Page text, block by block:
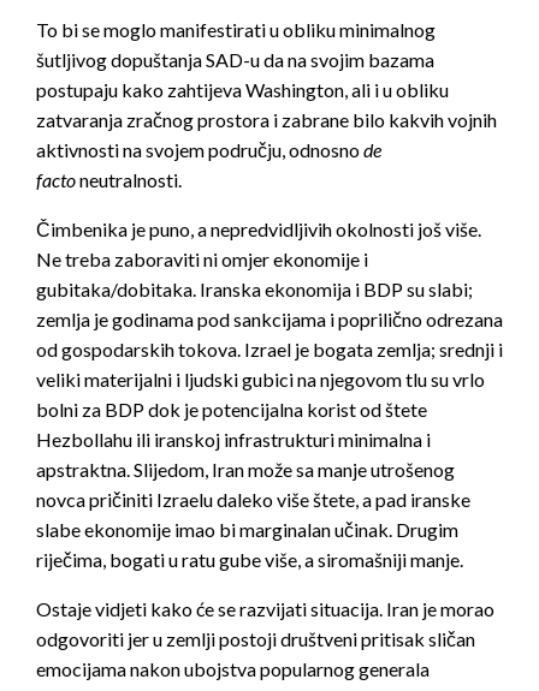
To bi se moglo manifestirati u obliku minimalnog
šutljivog dopuštanja SAD-u da na svojim bazama
postupaju kako zahtijeva Washington, ali i u obliku
zatvaranja zračnog prostora i zabrane bilo kakvih vojnih
aktivnosti na svojem području, odnosnode
factoneutralnosti.
Čimbenika je puno, a nepredvidljivih okolnosti još više.
Ne treba zaboraviti ni omjer ekonomije i
gubitaka/dobitaka. Iranska ekonomija i BDP su slabi;
zemlja je godinama pod sankcijama i poprilično odrezana
od gospodarskih tokova. Izrael je bogata zemlja; srednji i
veliki materijalni i ljudski gubici na njegovom tlu su vrlo
bolni za BDP dok je potencijalna korist od štete
Hezbollahu ili iranskoj infrastrukturi minimalna i
apstraktna. Slijedom, Iran može sa manje utrošenog
novca pričiniti Izraelu daleko više štete, a pad iranske
slabe ekonomije imao bi marginalan učinak. Drugim
riječima, bogati u ratu gube više, a siromašniji manje.
Ostaje vidjeti kako će se razvijati situacija. Iran je morao
odgovoriti jer u zemlji postoji društveni pritisak sličan
emocijama nakon ubojstva popularnog generala